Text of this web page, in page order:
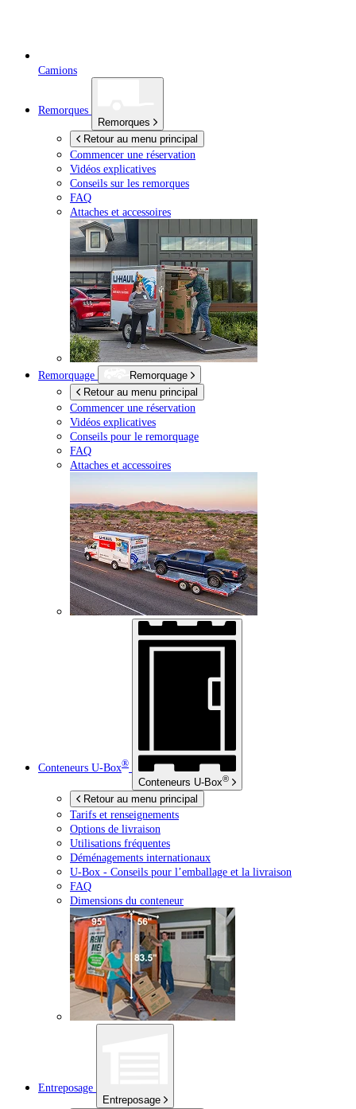
Camions
Remorques
Remorques
Retour au menu principal
Commencer une réservation
Vidéos explicatives
Conseils sur les remorques
FAQ
Attaches et accessoires
Remorquage
Remorquage
Retour au menu principal
Commencer une réservation
Vidéos explicatives
Conseils pour le remorquage
FAQ
Attaches et accessoires
Conteneurs U-Box®
Conteneurs U-Box®
Retour au menu principal
Tarifs et renseignements
Options de livraison
Utilisations fréquentes
Déménagements internationaux
U-Box - Conseils pour l’emballage et la livraison
FAQ
Dimensions du conteneur
Entreposage
Entreposage